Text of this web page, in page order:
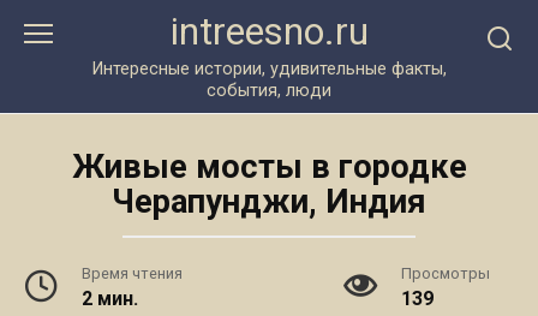
intreesno.ru
Интересные истории, удивительные факты,
события, люди
Живые мосты в городке
Черапунджи, Индия
Время чтения
2 мин.
Просмотры
139